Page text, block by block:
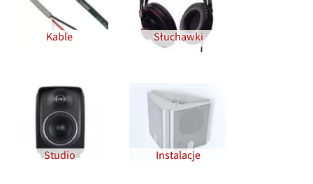
Kable Słuchawki
Studio Instalacje